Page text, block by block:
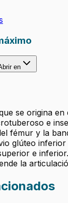
en
se origina en
e
fémur y la
glúteo
e
la